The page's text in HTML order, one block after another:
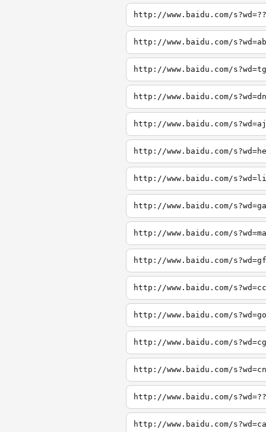
http://www.baidu.com/s?wd=??
http://www.baidu.com/s?wd=ab
http://www.baidu.com/s?wd=tg
http://www.baidu.com/s?wd=dn
http://www.baidu.com/s?wd=aj
http://www.baidu.com/
http://www.baidu.com/
http://www.baidu.com/
http://www.baidu.com/
http://www.baidu.com/
http://www.baidu.com/
http://www.baidu.com/
http://www.baidu.com/
http://www.baidu.com/
http://www.baidu.com/
http://www.baidu.com/